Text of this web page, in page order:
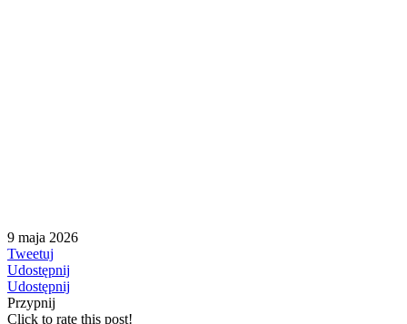
9 maja 2026
Tweetuj
Udostępnij
Udostępnij
Przypnij
Click to rate this post!